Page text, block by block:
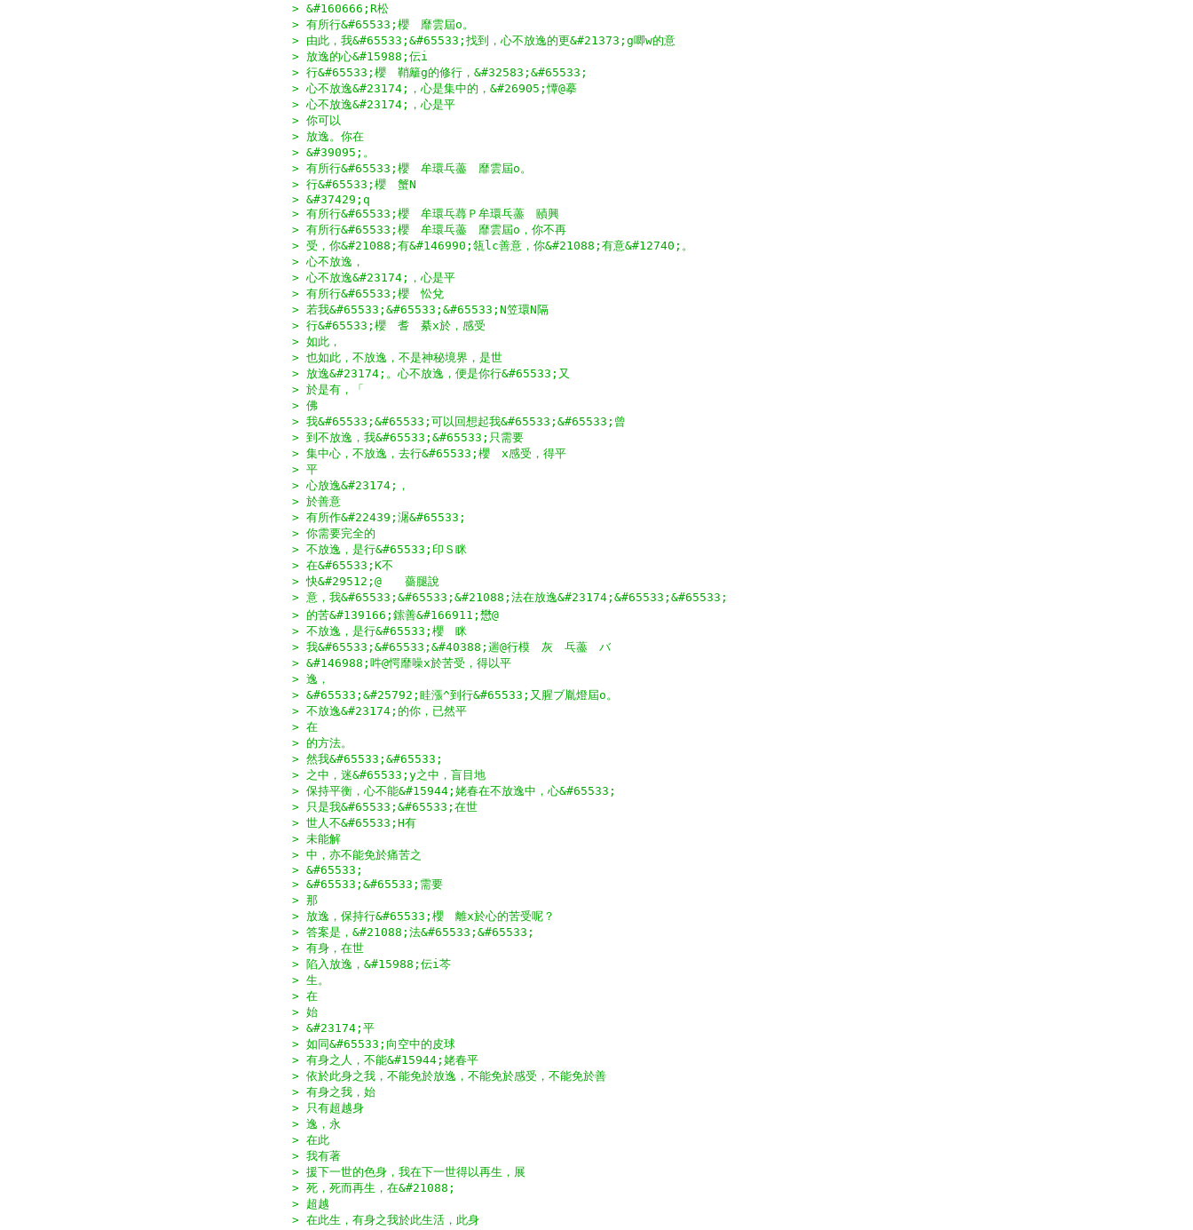
> &#160666;R松
> 有所行&#65533;櫻　靡雲屆o。
> 由此，我&#65533;&#65533;找到，心不放逸的更&#21373;g唧w的意
> 放逸的心&#15988;伝i
> 行&#65533;櫻　鞘籬g的修行，&#32583;&#65533;
> 心不放逸&#23174;，心是集中的，&#26905;憛@摹
> 心不放逸&#23174;，心是平
> 你可以
> 放逸。你在
> &#39095;。
> 有所行&#65533;櫻　牟環乓藎　靡雲屆o。
> 行&#65533;櫻　蟹N
> &#37429;q
> 有所行&#65533;櫻　牟環乓蕁Ｐ牟環乓藎　賾興
> 有所行&#65533;櫻　牟環乓藎　靡雲屆o，你不再
> 受，你&#21088;有&#146990;瓴lc善意，你&#21088;有意&#12740;。
> 心不放逸，
> 心不放逸&#23174;，心是平
> 有所行&#65533;櫻　忪兌
> 若我&#65533;&#65533;&#65533;N笠環N隔
> 行&#65533;櫻　耆　綦x於，感受
> 如此，
> 也如此，不放逸，不是神秘境界，是世
> 放逸&#23174;。心不放逸，便是你行&#65533;又
> 於是有，「
> 佛
> 我&#65533;&#65533;可以回想起我&#65533;&#65533;曾
> 到不放逸，我&#65533;&#65533;只需要
> 集中心，不放逸，去行&#65533;櫻　x感受，得平
> 平
> 心放逸&#23174;，
> 於善意
> 有所作&#22439;潳&#65533;
> 你需要完全的
> 不放逸，是行&#65533;印Ｓ眯
> 在&#65533;K不
> 快&#29512;@　　薔腿說
> 意，我&#65533;&#65533;&#21088;法在放逸&#23174;&#65533;&#65533;
> 的苦&#139166;鎍善&#166911;𢡟@
> 不放逸，是行&#65533;櫻　眯
> 我&#65533;&#65533;&#40388;遄@行模　灰　乓藎　バ
> &#146988;吽@愕靡噪x於苦受，得以平
> 逸，
> &#65533;&#25792;眭漲^到行&#65533;又腥ブ胤燈屆o。
> 不放逸&#23174;的你，已然平
> 在
> 的方法。
> 然我&#65533;&#65533;
> 之中，迷&#65533;y之中，盲目地
> 保持平衡，心不能&#15944;姥春在不放逸中，心&#65533;
> 只是我&#65533;&#65533;在世
> 世人不&#65533;H有
> 未能解
> 中，亦不能免於痛苦之
> &#65533;
> &#65533;&#65533;需要
> 那
> 放逸，保持行&#65533;櫻　離x於心的苦受呢？
> 答案是，&#21088;法&#65533;&#65533;
> 有身，在世
> 陷入放逸，&#15988;伝i芩
> 生。
> 在
> 始
> &#23174;平
> 如同&#65533;向空中的皮球
> 有身之人，不能&#15944;姥春平
> 依於此身之我，不能免於放逸，不能免於感受，不能免於善
> 有身之我，始
> 只有超越身
> 逸，永
> 在此
> 我有著
> 援下一世的色身，我在下一世得以再生，展
> 死，死而再生，在&#21088;
> 超越
> 在此生，有身之我於此生活，此身